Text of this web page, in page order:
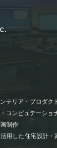
テリア・プロダク
コンピュテーショ
画制作
用した住宅設計